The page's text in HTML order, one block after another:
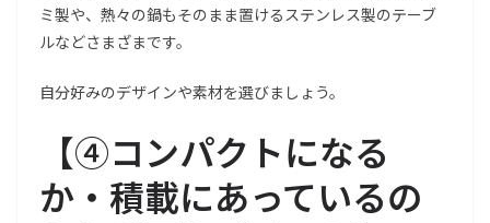
ミ製や、熱々の鍋もそのまま置けるステンレス製のテーブ
ルなどさまざまです。
自分好みのデザインや素材を選びましょう。
【④コンパクトになる
か・積載にあっているの